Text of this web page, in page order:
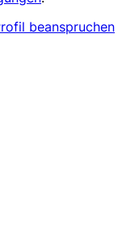
beanspruchen